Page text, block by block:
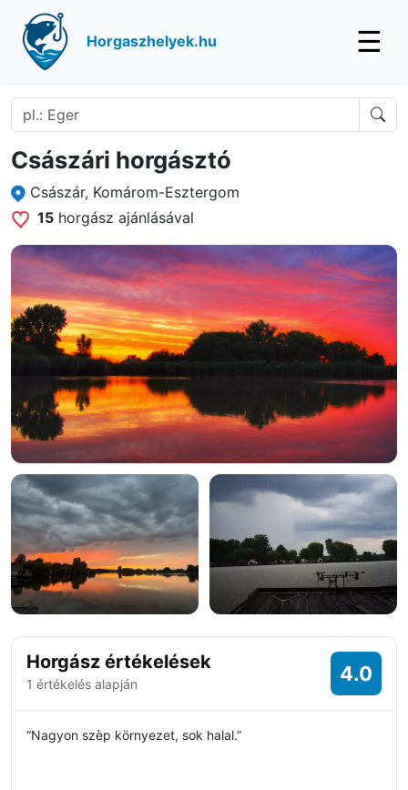
Horgaszhelyek.hu ☰
Császári horgásztó
Császár, Komárom-Esztergom
15 horgász ajánlásával
Horgász értékelések
1 értékelés alapján 4.0
“Nagyon szèp környezet, sok halal.”